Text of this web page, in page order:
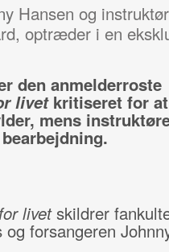
Hansen og
optræder i en
den anmelderroste
livetkritiseret for
mens
livetskildrer
forsangeren